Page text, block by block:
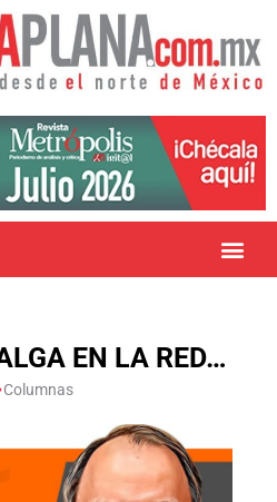
EN LA RED…
Columnas